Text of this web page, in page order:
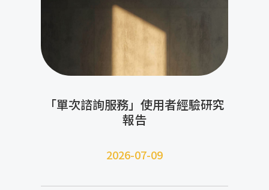
「單次諮詢服務」使用者經驗研究
報告
2026-07-09